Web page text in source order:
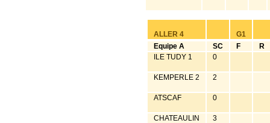
ALLER 4
G1
Equipe A
SC F
R
ILE TUDY 1
0
KEMPERLE 2 2
ATSCAF 0
CHATEAULIN
3